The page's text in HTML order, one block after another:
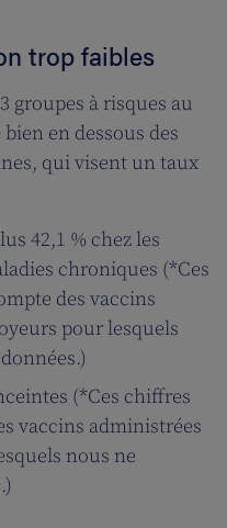
trop faibles
groupes à risques au
en dessous des
qui visent un taux
42,1 % chez les
chroniques (*Ces
des vaccins
pour lesquels
(*Ces chiffres
vaccins administrées
nous ne